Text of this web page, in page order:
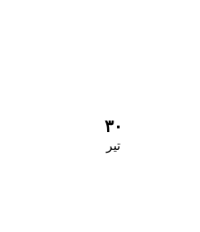
۳۰
تیر